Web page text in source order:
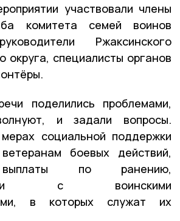
участвовали члены
комитета семей воинов
Ржаксинского
округа, специалисты органов
поделились проблемами,
и задали вопросы.
социальной поддержки
боевых действий,
выплаты по ранению,
с воинскими
в которых служат их